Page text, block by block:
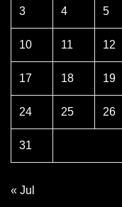
3 4 5
10 11 12
17 18 19
24 25 26
31
« Jul